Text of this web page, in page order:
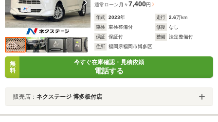
通常ローン 月々7,400円
年式 2023年 走行 2.6万km
車検
車検整備付 修復
なし
保証
保証付 整備
法定整備付
住所
福岡県福岡市博多区
無
料
今すぐ在庫確認・見積依頼
電話する
販売店： ネクステージ 博多板付店